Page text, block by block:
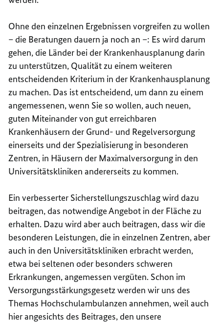
Ohne den einzelnen Ergebnissen vorgreifen zu wollen
– die Beratungen dauern ja noch an –: Es wird darum
gehen, die Länder bei der Krankenhausplanung darin
zu unterstützen, Qualität zu einem weiteren
entscheidenden Kriterium in der Krankenhausplanung
zu machen. Das ist entscheidend, um dann zu einem
angemessenen, wenn Sie so wollen, auch neuen,
guten Miteinander von gut erreichbaren
Krankenhäusern der Grund- und Regelversorgung
einerseits und der Spezialisierung in besonderen
Zentren, in Häusern der Maximalversorgung in den
Universitätskliniken andererseits zu kommen.
Ein verbesserter Sicherstellungszuschlag wird dazu
beitragen, das notwendige Angebot in der Fläche zu
erhalten. Dazu wird aber auch beitragen, dass wir die
besonderen Leistungen, die in einzelnen Zentren, aber
auch in den Universitätskliniken erbracht werden,
etwa bei seltenen oder besonders schweren
Erkrankungen, angemessen vergüten. Schon im
Versorgungsstärkungsgesetz werden wir uns des
Themas Hochschulambulanzen annehmen, weil auch
hier angesichts des Beitrages, den unsere